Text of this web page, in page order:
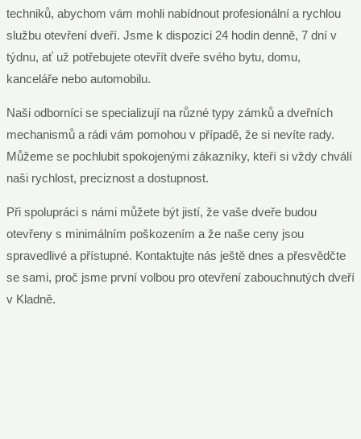
techniků, abychom vám mohli nabídnout profesionální a rychlou
službu otevření dveří. Jsme k dispozici 24 hodin denně, 7 dní v
týdnu, ať už potřebujete otevřít dveře svého bytu, domu,
kanceláře nebo automobilu.
Naši odborníci se specializují na různé typy zámků a dveřních
mechanismů a rádi vám pomohou v případě, že si nevíte rady.
Můžeme se pochlubit spokojenými zákazníky, kteří si vždy chválí
naši rychlost, preciznost a dostupnost.
Při spolupráci s námi můžete být jistí, že vaše dveře budou
otevřeny s minimálním poškozením a že naše ceny jsou
spravedlivé a přístupné. Kontaktujte nás ještě dnes a přesvědčte
se sami, proč jsme první volbou pro otevření zabouchnutých dveří
v Kladně.